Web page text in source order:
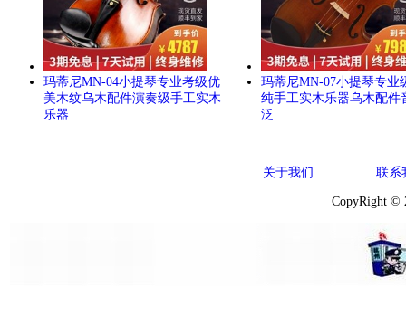
玛蒂尼MN-04小提琴专业考级优
美木纹乌木配件演奏级手工实木
乐器
玛蒂尼MN-07小提琴专业
纯手工实木乐器乌木配件
泛
关于我们 联系
CopyRight ©